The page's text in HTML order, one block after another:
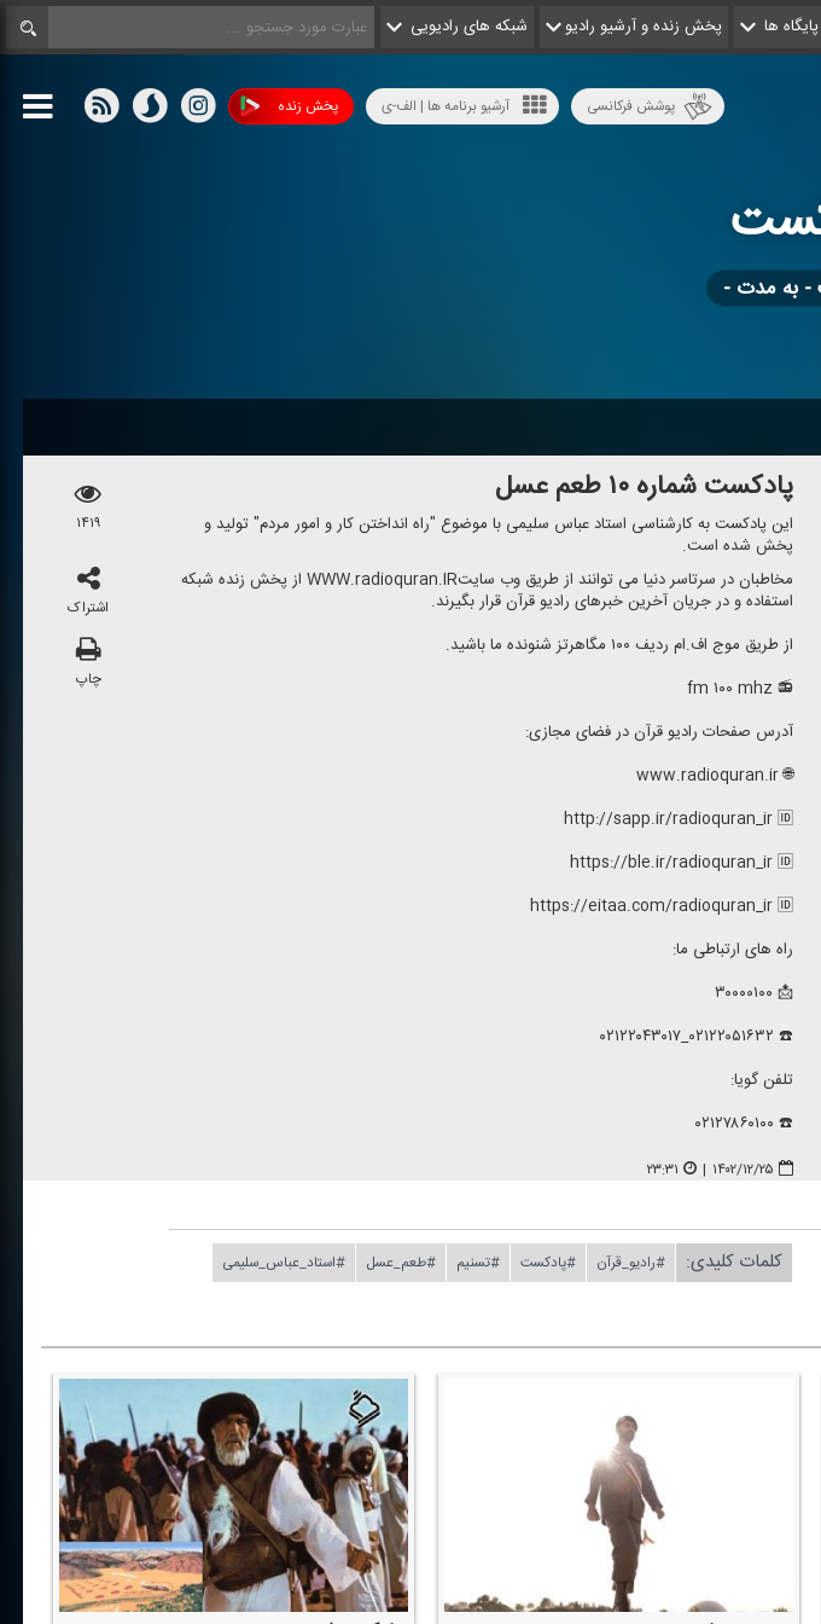
پایگاه ها پخش زنده و آرشیو رادیو شبکه های رادیویی
پخش زنده آرشیو برنامه ها | الف-ی پوشش فرکانسی
- به مدت -
پادكست شماره ۱۰ طعم عسل
این پادكست به كارشناسی استاد عباس سلیمی با موضوع "راه انداختن كار و امور مردم" تولید و
پخش شده است.
مخاطبان در سرتاسر دنیا می توانند از طریق وب سایتWWW.radioquran.IR از پخش زنده شبكه
استفاده و در جریان آخرین خبرهای رادیو قرآن قرار بگیرند.
از طریق موج اف.ام ردیف ۱۰۰ مگاهرتز شنونده ما باشید.
📻 fm ۱۰۰ mhz
آدرس صفحات رادیو قرآن در فضای مجازی:
🌐 www.radioquran.ir
http://sapp.ir/radioquran_ir 🆔
https://ble.ir/radioquran_ir 🆔
https://eitaa.com/radioquran_ir 🆔
راه های ارتباطی ما:
📩 ۳۰۰۰۰۱۰۰
☎️ ۰۲۱۲۲۰۵۱۶۳۲_۰۲۱۲۲۰۴۳۰۱۷
تلفن گویا:
☎️ ۰۲۱۲۷۸۶۰۱۰۰
۱۴۰۲/۱۲/۲۵ | ۲۳:۳۱
۱۴۱۹
اشتراک
چاپ
کلمات کلیدی: #رادیو_قرآن #پادكست #تسنیم #طعم_عسل #استاد_عباس_سلیمی